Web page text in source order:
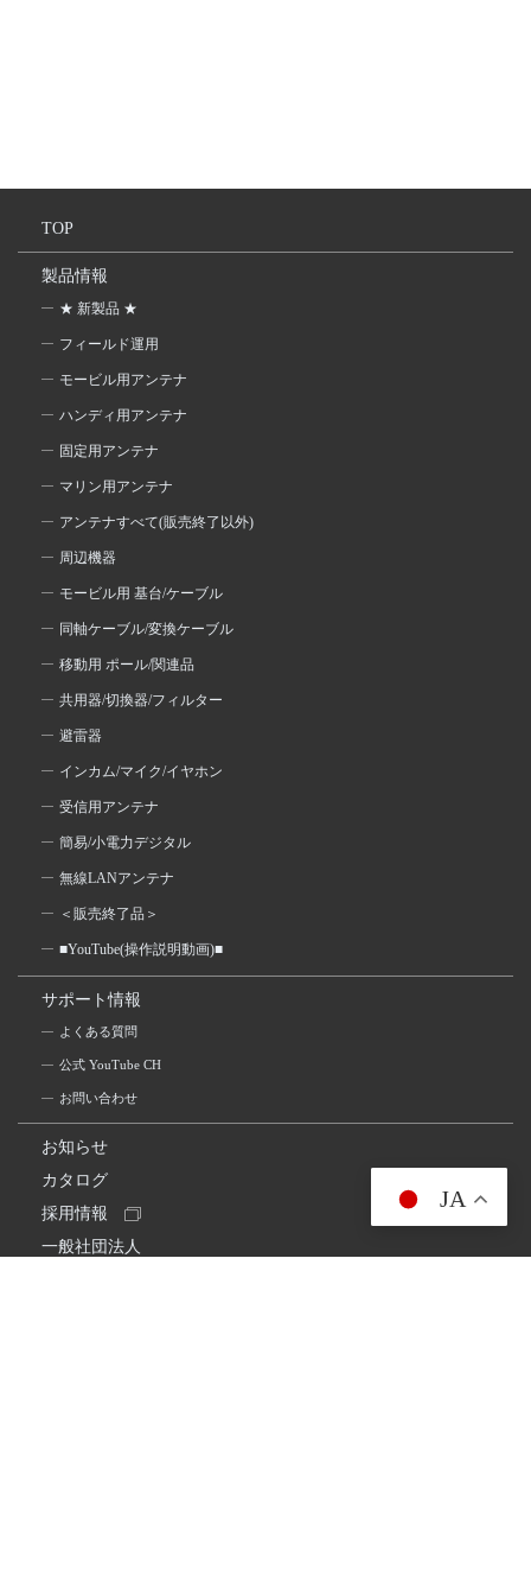
TOP
製品情報
★ 新製品 ★
フィールド運用
モービル用アンテナ
ハンディ用アンテナ
固定用アンテナ
マリン用アンテナ
アンテナすべて(販売終了以外)
周辺機器
モービル用 基台/ケーブル
同軸ケーブル/変換ケーブル
移動用 ポール/関連品
共用器/切換器/フィルター
避雷器
インカム/マイク/イヤホン
受信用アンテナ
簡易/小電力デジタル
無線LANアンテナ
＜販売終了品＞
■YouTube(操作説明動画)■
サポート情報
よくある質問
公式 YouTube CH
お問い合わせ
お知らせ
カタログ
採用情報
一般社団法人
JA